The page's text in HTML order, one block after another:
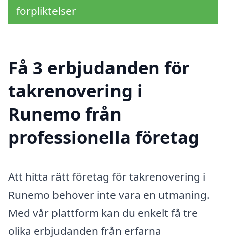
förpliktelser
Få 3 erbjudanden för
takrenovering i
Runemo från
professionella företag
Att hitta rätt företag för takrenovering i
Runemo behöver inte vara en utmaning.
Med vår plattform kan du enkelt få tre
olika erbjudanden från erfarna